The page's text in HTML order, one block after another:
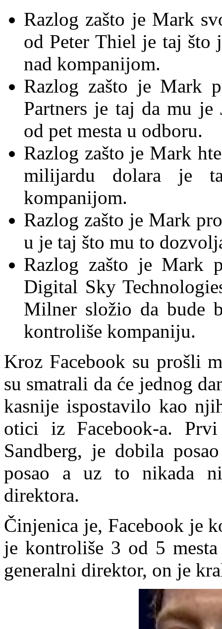
Razlog zašto je Mark
od Peter Thiel je taj što
nad kompanijom.
Razlog zašto je Mark
Partners je taj da mu
od pet mesta u odboru.
Razlog zašto je Mark
milijardu dolara je
kompanijom.
Razlog zašto je Mark
u je taj što mu to
Razlog zašto je Mark
Digital Sky
Milner složio da bude
kontroliše kompaniju.
Kroz Facebook su prošli
su smatrali da će jednog
kasnije ispostavilo kao
otici iz Facebook-a. Prvi
Sandberg, je dobila
posao a uz to nikada
direktora.
Činjenica je, Facebook je
je kontroliše 3 od 5
generalni direktor, on je